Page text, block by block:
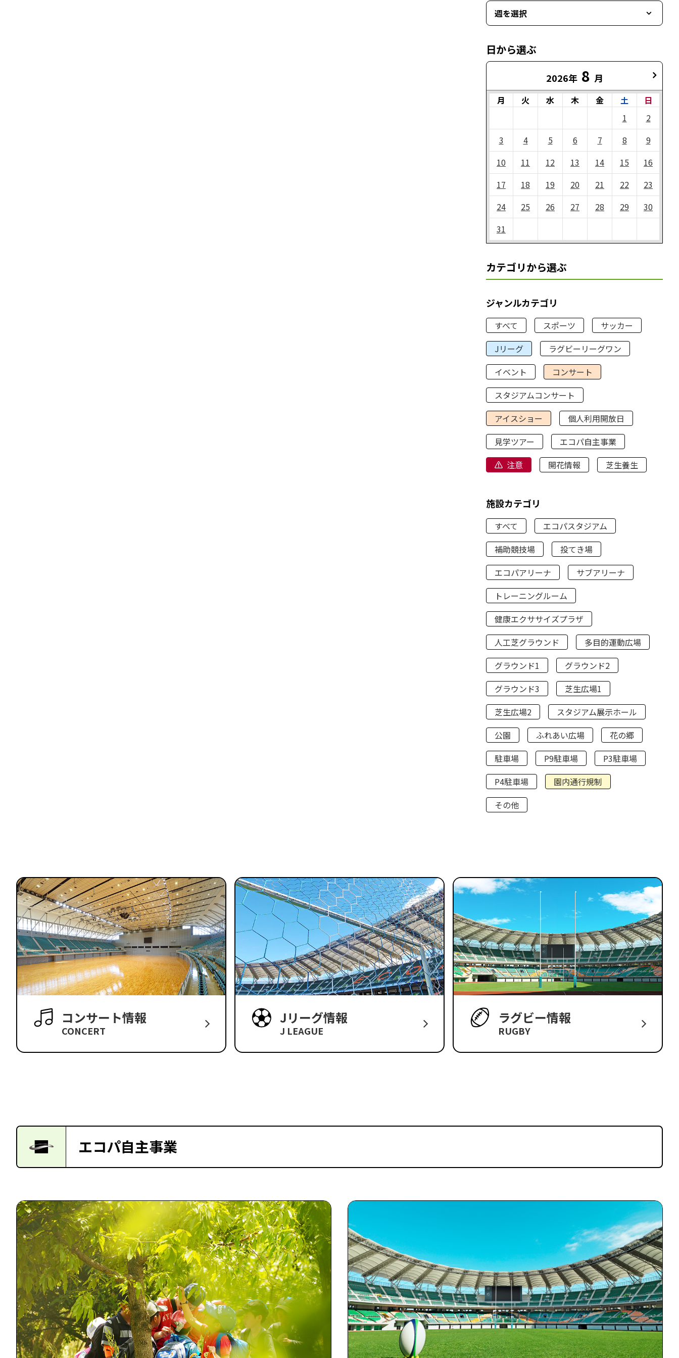
週を選択
日から選ぶ
2026年 8 月
月 火 水 木 金 土
日
1
2
3
4 5 6 7 8
9
10
11 12 13 14 15
16
17
18 19 20 21 22
23
24
25 26 27 28 29
30
31
カテゴリから選ぶ
ジャンルカテゴリ
すべて スポーツ
サッカー
Jリーグ
ラグビーリーグワン
イベント
コンサート
スタジアムコンサート
アイスショー
個人利用開放日
見学ツアー
エコパ自主事業
注意
開花情報 芝生養生
施設カテゴリ
すべて
エコパスタジアム
補助競技場
投てき場
エコパアリーナ
サブアリーナ
トレーニングルーム
健康エクササイズプラザ
人工芝グラウンド
多目的運動広場
グラウンド1
グラウンド2
グラウンド3
芝生広場1
芝生広場2
スタジアム展示ホール
公園
ふれあい広場
花の郷
駐車場
P9駐車場
P3駐車場
P4駐車場
園内通行規制
その他
コンサート情報
CONCERT
Jリーグ情報
J LEAGUE
ラグビー情報
RUGBY
エコパ自主事業